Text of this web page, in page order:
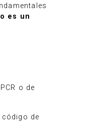
es un
o de
de